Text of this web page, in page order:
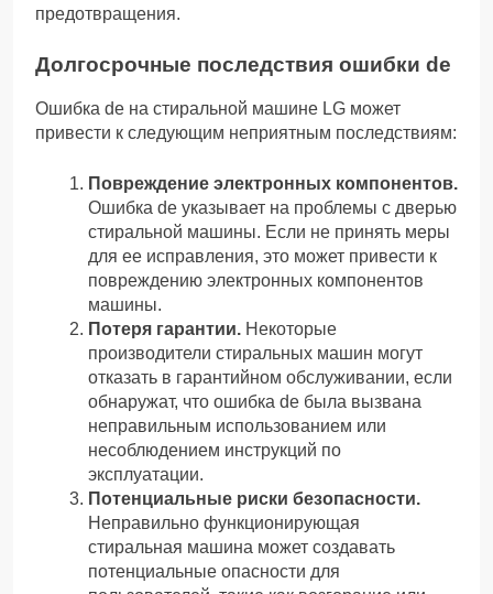
предотвращения.
Долгосрочные последствия ошибки de
Ошибка de на стиральной машине LG может
привести к следующим неприятным последствиям:
Повреждение электронных компонентов.
Ошибка de указывает на проблемы с дверью
стиральной машины. Если не принять меры
для ее исправления, это может привести к
повреждению электронных компонентов
машины.
Потеря гарантии. Некоторые
производители стиральных машин могут
отказать в гарантийном обслуживании, если
обнаружат, что ошибка de была вызвана
неправильным использованием или
несоблюдением инструкций по
эксплуатации.
Потенциальные риски безопасности.
Неправильно функционирующая
стиральная машина может создавать
потенциальные опасности для